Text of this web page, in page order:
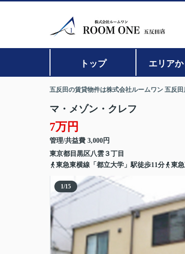
トップ エリア
五反田の賃貸物件は株式会社ルームワン 五反田
マ・メゾン・クレフ
7万円
管理/共益費 3,000円
東京都 目黒区八雲 ３丁目
東急東横線「都立大学」駅徒歩11分
東
1/15